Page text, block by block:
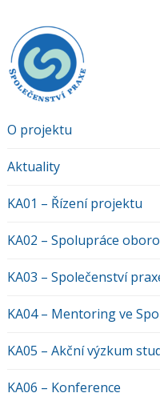
O projektu
Aktuality
KA01 – Řízení projektu
KA02 – Spolupráce
KA03 – Společenství
KA04 – Mentoring ve
KA05 – Akční výzkum
KA06 – Konference